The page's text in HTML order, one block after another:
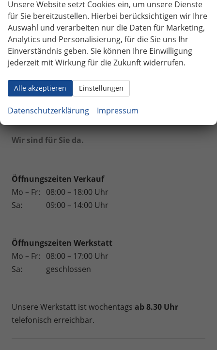
Volkswagen
Volvo
Weinsberg
Anmelden
Wir sind für Sie da.
Öffnungszeiten Verkauf
Mo – Fr: 08:00 – 18:00 Uhr
Sa:
09:00 – 14:00 Uhr
Öffnungszeiten Werkstatt
Mo – Fr: 08:00 – 17:00 Uhr
Sa:
geschlossen
Unsere Werkstatt ist wochentags ab 8.30 Uhr
telefonisch erreichbar.
Unsere Website setzt Cookies ein, um unsere Dienste
für Sie bereitzustellen. Hierbei berücksichtigen wir Ihre
Auswahl und verarbeiten nur die Daten für Marketing,
Analytics und Personalisierung, für die Sie uns Ihr
Einverständnis geben. Sie können Ihre Einwilligung
jederzeit mit Wirkung für die Zukunft widerrufen.
Alle akzeptieren Einstellungen
Datenschutzerklärung Impressum